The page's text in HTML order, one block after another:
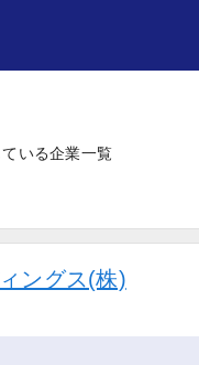
いる企業一覧
ングス(株)